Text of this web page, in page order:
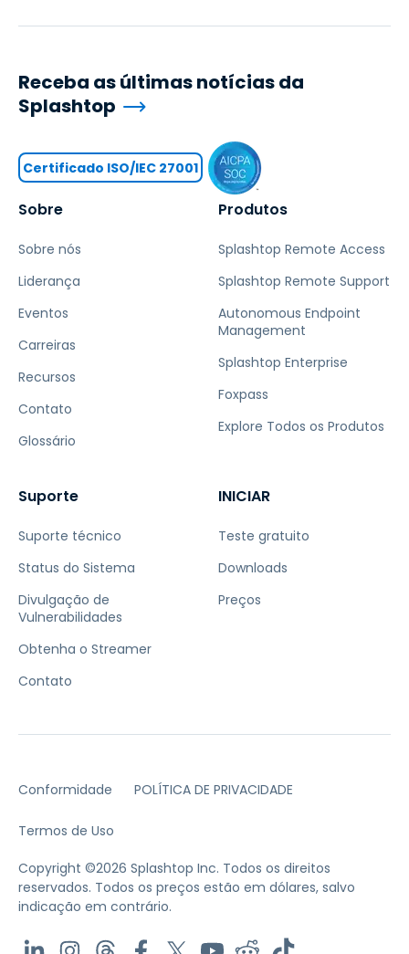
Sobre
Sobre nós
Liderança
Eventos
Carreiras
Recursos
Contato
Glossário
Produtos
Splashtop Remote Access
Splashtop Remote Support
Autonomous Endpoint
Management
Splashtop Enterprise
Foxpass
Explore Todos os Produtos
Suporte
Suporte técnico
Status do Sistema
Divulgação de
Vulnerabilidades
Obtenha o Streamer
Contato
INICIAR
Teste gratuito
Downloads
Preços
Receba as últimas notícias da
Splashtop
Certificado ISO/IEC 27001
Conformidade POLÍTICA DE PRIVACIDADE
Termos de Uso
Copyright ©2026 Splashtop Inc. Todos os direitos
reservados. Todos os preços estão em dólares, salvo
indicação em contrário.